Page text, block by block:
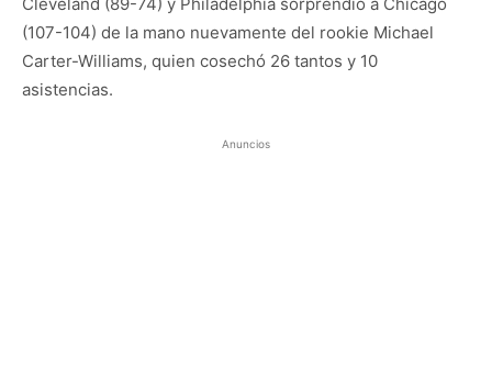
(107-104) de la mano nuevamente del rookie Michael
Carter-Williams, quien cosechó 26 tantos y 10
asistencias.
Anuncios